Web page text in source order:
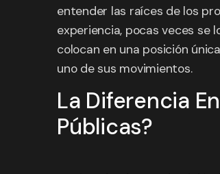
entender las raíces de los
experiencia, pocas veces se
colocan en una posición
uno de sus movimientos.
La Diferencia
Públicas?